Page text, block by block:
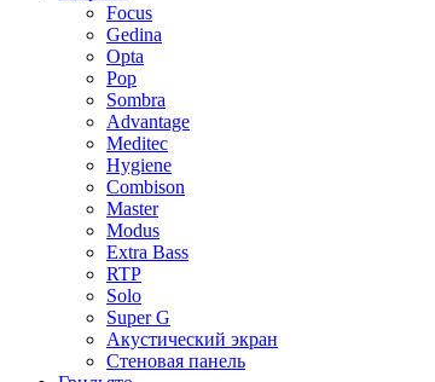
Focus
Gedina
Opta
Pop
Sombra
Advantage
Meditec
Hygiene
Combison
Master
Modus
Extra Bass
RTP
Solo
Super G
Акустический экран
Стеновая панель